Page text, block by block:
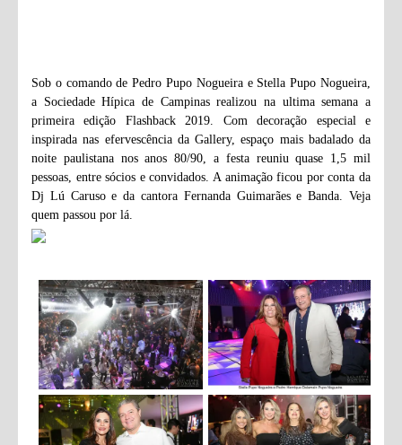
Sob o comando de Pedro Pupo Nogueira e Stella Pupo Nogueira,
a Sociedade Hípica de Campinas realizou na ultima semana a
primeira edição Flashback 2019. Com decoração especial e
inspirada nas efervescência da Gallery, espaço mais badalado da
noite paulistana nos anos 80/90, a festa reuniu quase 1,5 mil
pessoas, entre sócios e convidados. A animação ficou por conta da
Dj Lú Caruso e da cantora Fernanda Guimarães e Banda. Veja
quem passou por lá.